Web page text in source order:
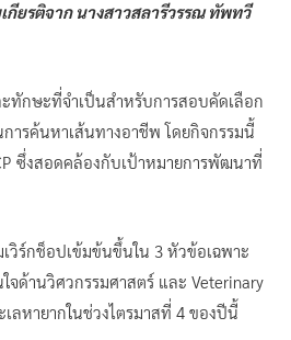
กียรติจาก นางสาวสลารีวรรณ ทัพทวี
ะทักษะที่จำเป็นสำหรับการสอบคัดเลือก
ารค้นหาเส้นทางอาชีพ โดยกิจกรรมนี้
ซึ่งสอดคล้องกับเป้าหมายการพัฒนาที่
เวิร์กช็อปเข้มข้นขึ้นใน 3 หัวข้อเฉพาะ
จด้านวิศวกรรมศาสตร์ และ Veterinary
ลหายากในช่วงไตรมาสที่ 4 ของปีนี้